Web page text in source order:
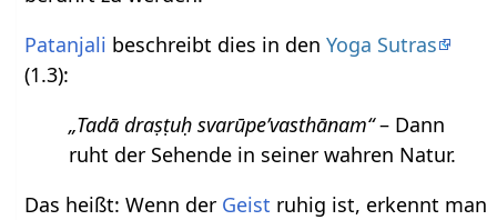
Patanjali beschreibt dies in denYoga Sutras
(1.3):
„Tadā draṣṭuḥ svarūpe’vasthānam“– Dann
ruht der Sehende in seiner wahren Natur.
Das heißt: Wenn der Geist ruhig ist, erkennt man